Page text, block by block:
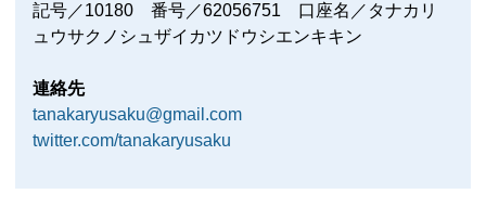
記号／10180 番号／62056751 口座名／タナカリ
ュウサクノシュザイカツドウシエンキキン
連絡先
tanakaryusaku@gmail.com
twitter.com/tanakaryusaku